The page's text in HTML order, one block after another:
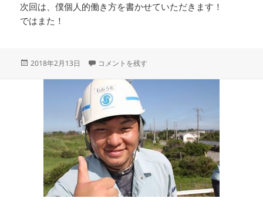
次回は、僕個人的働き方を書かせていただきます！
ではまた！
投
2018年2月13日 働き方について に
コメントを残す